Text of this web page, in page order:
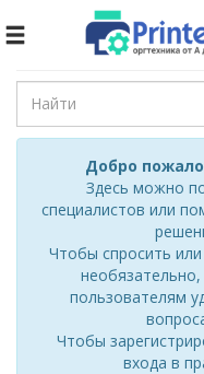
Toggle
Добро
Здесь можно
специалистов или
Чтобы спросить
пользователям
Чтобы
входа в